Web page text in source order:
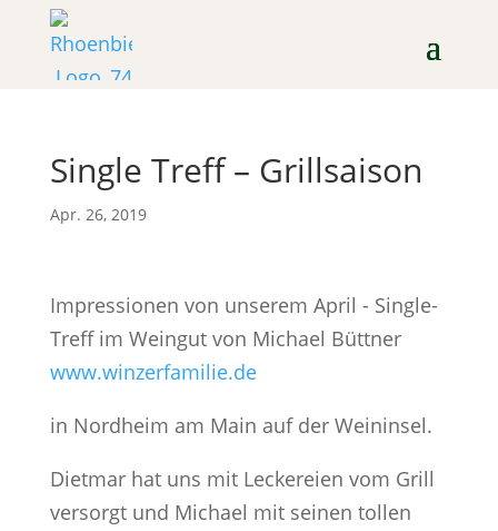
Single Treff – Grillsaison
Apr. 26, 2019
Impressionen von unserem April - Single-
Treff im Weingut von Michael Büttner
www.winzerfamilie.de
in Nordheim am Main auf der Weininsel.
Dietmar hat uns mit Leckereien vom Grill
versorgt und Michael mit seinen tollen